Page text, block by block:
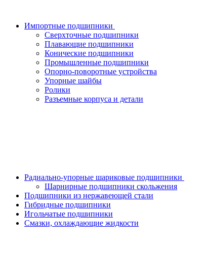
Импортные подшипники
Сверхточные подшипники
Плавающие подшипники
Конические подшипники
Промышленные подшипники
Опорно-поворотные устройства
Упорные шайбы
Ролики
Разъемные корпуса и детали
Радиально-упорные шариковые подшипники
Шарнирные подшипники скольжения
Подшипники из нержавеющей стали
Гибридные подшипники
Игольчатые подшипники
Смазки, охлаждающие жидкости